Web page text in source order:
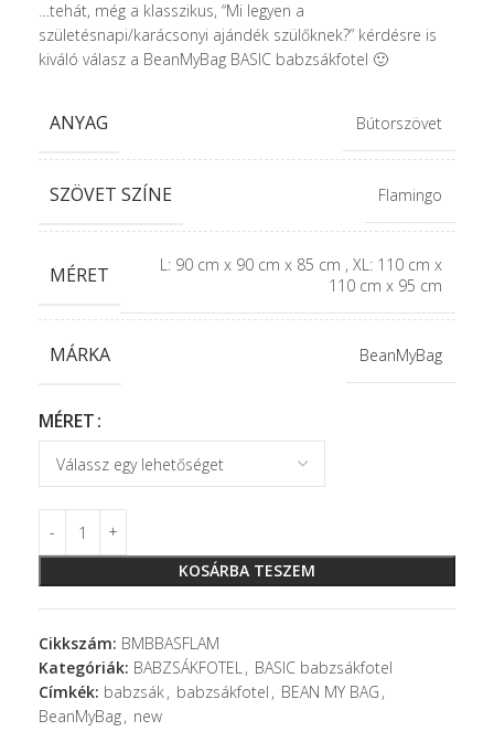
…tehát, még a klasszikus, “Mi legyen a
születésnapi/karácsonyi ajándék szülőknek?” kérdésre is
kiváló válasz a BeanMyBag BASIC babzsákfotel 🙂
ANYAG Bútorszövet
SZÖVET SZÍNE Flamingo
MÉRET L: 90 cm x 90 cm x 85 cm , XL: 110 cm x
110 cm x 95 cm
MÁRKA BeanMyBag
MÉRET
KOSÁRBA TESZEM
Cikkszám: BMBBASFLAM
Kategóriák: BABZSÁKFOTEL, BASIC babzsákfotel
Címkék: babzsák, babzsákfotel , BEAN MY BAG ,
BeanMyBag, new